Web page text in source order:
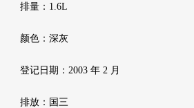
排量：1.6L
颜色：深灰
登记日期：2003 年 2 月
排放：国三